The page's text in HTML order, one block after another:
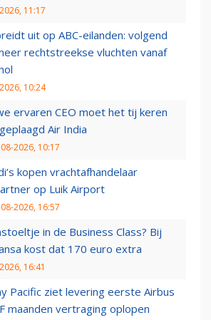
11:17
uit op ABC-eilanden: volgend
rechtstreekse vluchten vanaf
10:24
ervaren CEO moet het tij keren
Air India
2026, 10:17
kopen vrachtafhandelaar
op Luik Airport
2026, 16:57
in de Business Class? Bij
kost dat 170 euro extra
16:41
Pacific ziet levering eerste Airbus
maanden vertraging oplopen